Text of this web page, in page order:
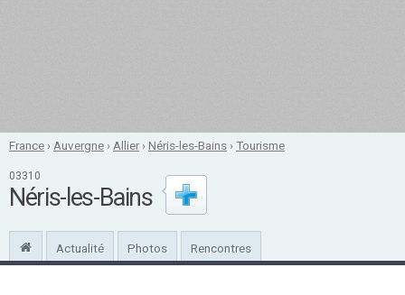
France › Auvergne › Allier›Néris-les-Bains ›Tourisme
03310
Néris-les-Bains
Actualité Photos Rencontres